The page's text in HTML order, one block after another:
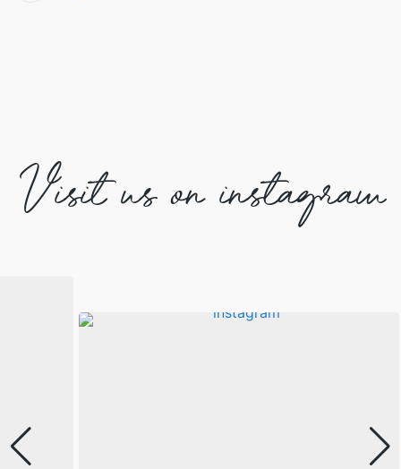
Visit us on instagram